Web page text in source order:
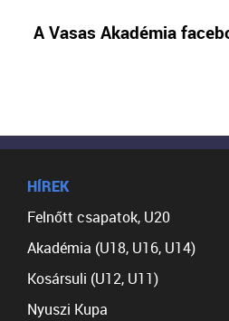
A Vasas Akadémia
HÍREK
Felnőtt csapatok, U20
Akadémia (U18, U16, U14)
Kosársuli (U12, U11)
Nyuszi Kupa